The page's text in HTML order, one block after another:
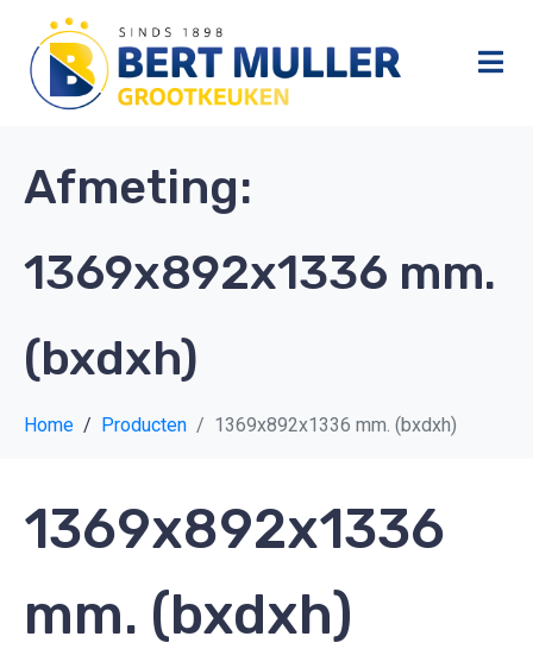
Afmeting:
1369x892x1336 mm.
(bxdxh)
Home Producten 1369x892x1336 mm. (bxdxh)
1369x892x1336
mm. (bxdxh)